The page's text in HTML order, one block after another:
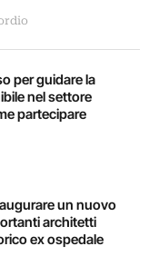
per guidare la
nel settore
partecipare
un nuovo
architetti
ex ospedale